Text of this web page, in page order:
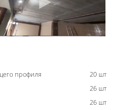
профиля
20 шт
26 шт
26 шт